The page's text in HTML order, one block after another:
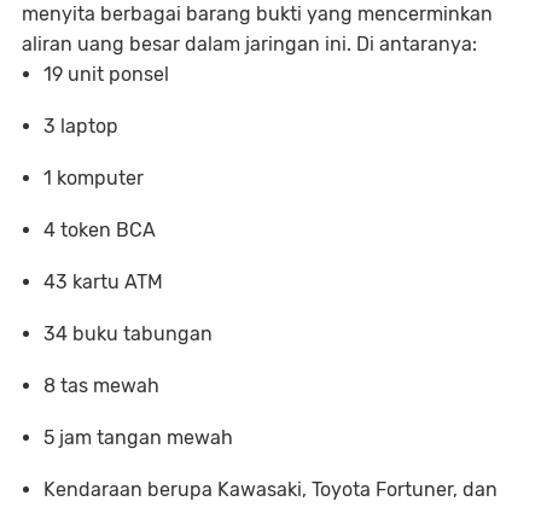
menyita berbagai barang bukti yang mencerminkan
aliran uang besar dalam jaringan ini. Di antaranya:
19 unit ponsel
3 laptop
1 komputer
4 token BCA
43 kartu ATM
34 buku tabungan
8 tas mewah
5 jam tangan mewah
Kendaraan berupa Kawasaki, Toyota Fortuner, dan